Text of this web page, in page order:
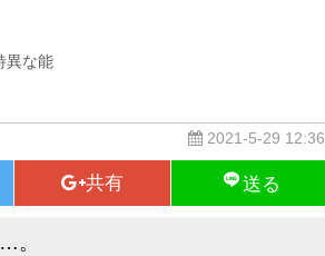
異な能
2021-5-29 12:36
。